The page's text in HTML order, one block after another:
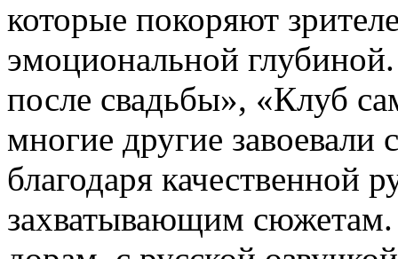
которые покоряют
эмоциональной
после свадьбы», «Клуб
многие другие завоевали
благодаря качественной
захватывающим